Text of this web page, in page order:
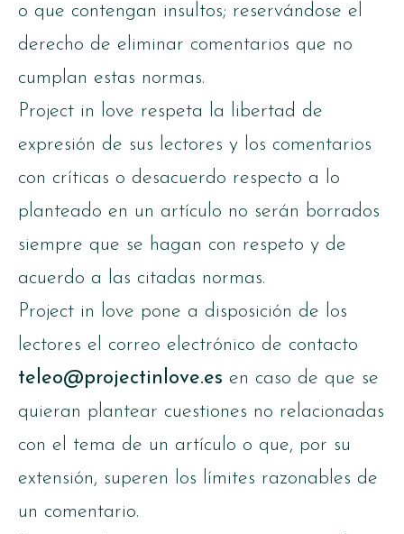
o que contengan insultos; reservándose el
derecho de eliminar comentarios que no
cumplan estas normas.
Project in love respeta la libertad de
expresión de sus lectores y los comentarios
con críticas o desacuerdo respecto a lo
planteado en un artículo no serán borrados
siempre que se hagan con respeto y de
acuerdo a las citadas normas.
Project in love pone a disposición de los
lectores el correo electrónico de contacto
teleo@projectinlove.es en caso de que se
quieran plantear cuestiones no relacionadas
con el tema de un artículo o que, por su
extensión, superen los límites razonables de
un comentario.